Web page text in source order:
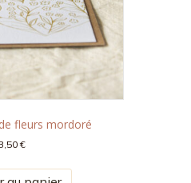
fleurs mordoré
€